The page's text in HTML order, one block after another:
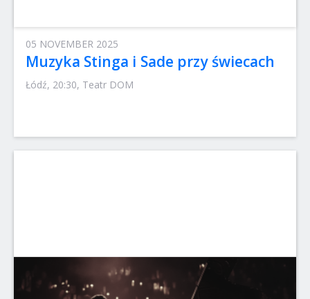
05 NOVEMBER 2025
Muzyka Stinga i Sade przy świecach
Łódź, 20:30, Teatr DOM